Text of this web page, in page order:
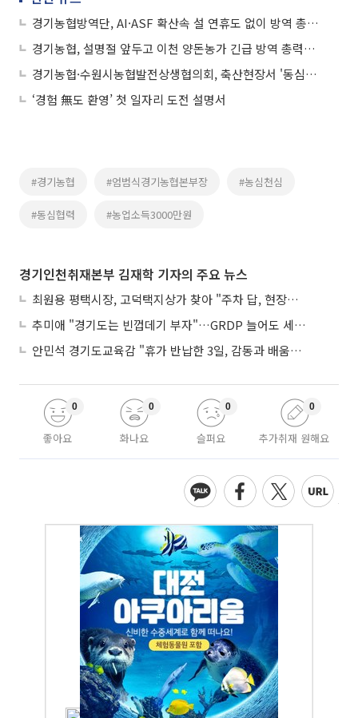
경기농협방역단, AI·ASF 확산속 설 연휴도 없이 방역 총력전
경기농협, 설명절 앞두고 이천 양돈농가 긴급 방역 총력…ASF·AI 확산 차단 나섰다
경기농협·수원시농협발전상생협의회, 축산현장서 '동심협력' 총결집…농심 천심운동 확산 시동
‘경험 無도 환영’ 첫 일자리 도전 설명서
#경기농협 #엄범식경기농협본부장 #농심천심
#동심협력 #농업소득3000만원
경기인천취재본부 김재학 기자의 주요 뉴스
최원용 평택시장, 고덕택지상가 찾아 "주차 답, 현장에 있다"
추미애 "경기도는 빈껍데기 부자"…GRDP 늘어도 세입은 그대로
안민석 경기도교육감 "휴가 반납한 3일, 감동과 배움이었다"
좋아요
0
화나요
0
슬퍼요
0
추가취재 원해요
0